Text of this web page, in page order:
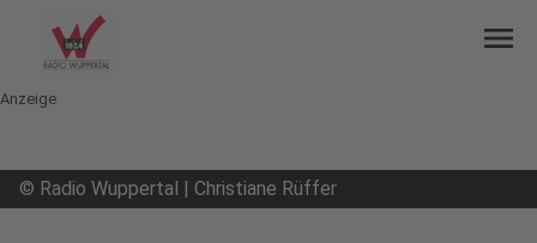
menu
Anzeige
© Radio Wuppertal | Christiane Rüffer